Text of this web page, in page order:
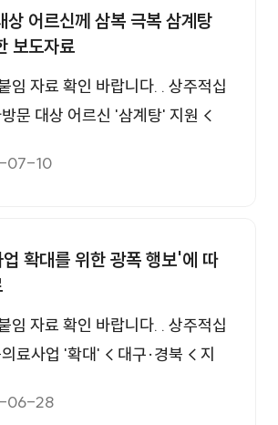
응 출산장려 캠페인 실시상주시,
산장려 캠페인 실시 - 상주인터
< 대구·경북 < 지역 < 기사본문
(hankooki.com) 상주적십자병원
무료 건강검진 - 경북도민일보
상주시, 학교 밖 청소년 무료 건
건강증진 UP < 상주 < 지역뉴스 <
상주시, 학교 밖 청소년 무
대구신문 (idaegu.co.kr) 상주시
건강증진 UP상주시 학교 밖 청
UP - 상주인터넷뉴스 (sjinews.
- 경북매일 (kbmaeil.com)
상 어르신께 삼복 극복 삼계탕
보도자료
임 자료 확인 바랍니다. . 상주적십
문 대상 어르신 '삼계탕' 지원 <
일자
07-10
확대를 위한 광폭 행보'에 따
임 자료 확인 바랍니다. . 상주적십
료사업 '확대' < 대구·경북 < 지
원,공공의료사업 ‘광폭 행보' - 대
일자
06-28